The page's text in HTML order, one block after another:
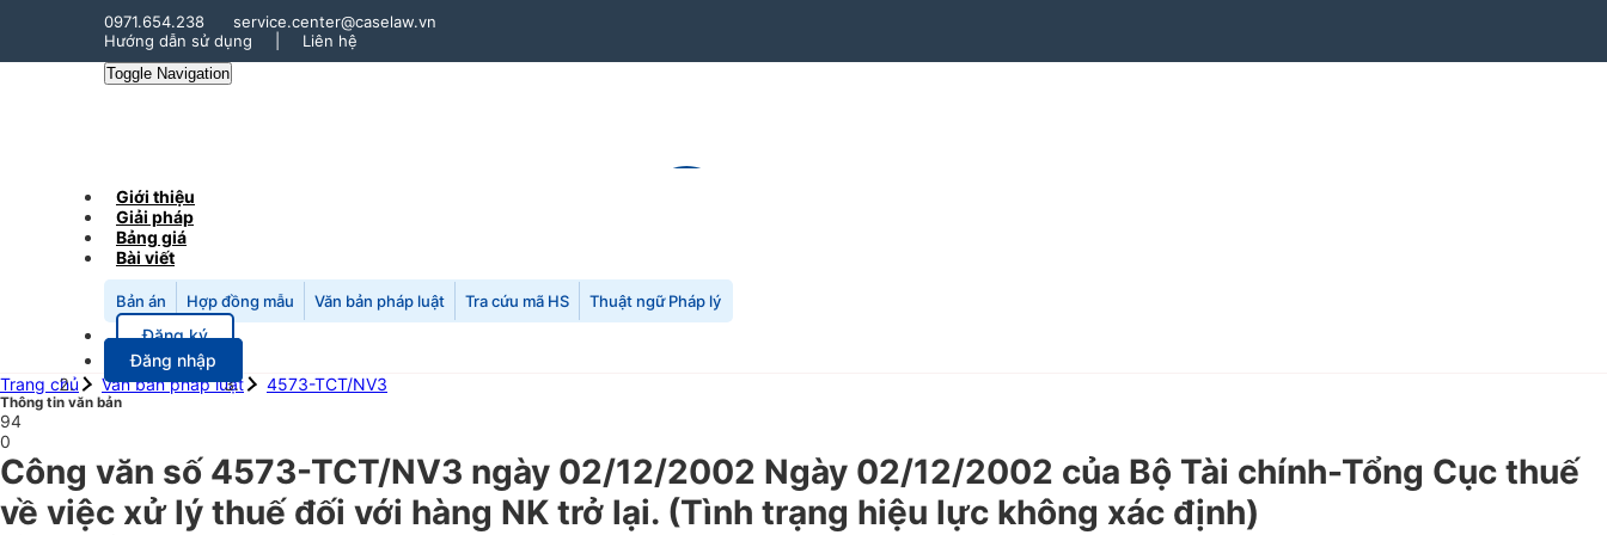
0971.654.238
service.center@caselaw.vn
Hướng dẫn sử dụng
Liên hệ
Toggle Navigation
Giới thiệu
Giải pháp
Bảng giá
Bài viết
Bản án Hợp đồng mẫu Văn bản pháp luật Tra cứu mã HS Thuật ngữ Pháp lý
Đăng ký
Đăng nhập
Trang chủ
Văn bản pháp luật 4573-TCT/NV3
Thông tin văn bản
94
0
Công văn số 4573-TCT/NV3 ngày 02/12/2002 Ngày 02/12/2002 của Bộ Tài chính-Tổng Cục thuế
về việc xử lý thuế đối với hàng NK trở lại. (Tình trạng hiệu lực không xác định)